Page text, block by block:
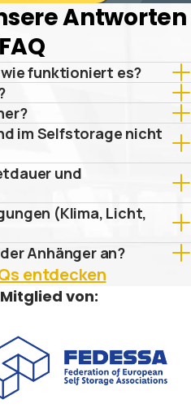
Antworten
funktioniert es?
im Selfstorage nicht
und
(Klima, Licht,
Anhänger an?
entdecken
von: